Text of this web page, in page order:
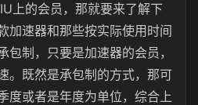
上的会员，那就要来了解下
加速器和那些按实际使用时间
包制，只要是加速器的会员，
。既然是承包制的方式，那可
度或者是年度为单位，综合上